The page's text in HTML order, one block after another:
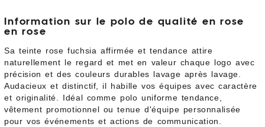
Information sur le polo de qualité en rose
en rose
Sa teinte rose fuchsia affirmée et tendance attire
naturellement le regard et met en valeur chaque logo avec
précision et des couleurs durables lavage après lavage.
Audacieux et distinctif, il habille vos équipes avec caractère
et originalité. Idéal comme polo uniforme tendance,
vêtement promotionnel ou tenue d'équipe personnalisée
pour vos événements et actions de communication.